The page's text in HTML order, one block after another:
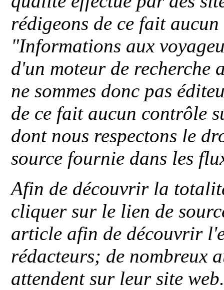
rédigeons de ce fait
"Informations aux
d'un moteur de recherche
ne sommes donc pas
de ce fait aucun contrôle
dont nous respectons le
source fournie dans les
Afin de découvrir la
cliquer sur le lien de
article afin de découvrir
rédacteurs; de nombreux
attendent sur leur site